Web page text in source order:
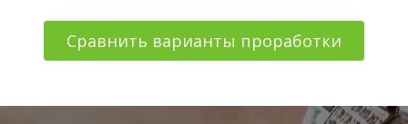
Сравнить варианты проработки